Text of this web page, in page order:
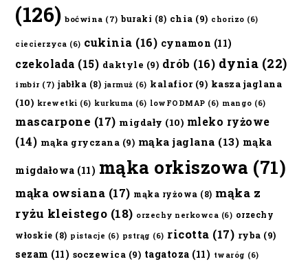
(126) boćwina (7) buraki (8) chia (9) chorizo (6)
ciecierzyca (6) cukinia (16) cynamon (11)
czekolada (15) daktyle (9) drób (16) dynia (22)
imbir (7) jabłka (8) jarmuż (6) kalafior(9) kasza jaglana
(10) krewetki (6) kurkuma (6) lowFODMAP (6) mango (6)
mascarpone (17) migdały (10) mleko ryżowe
(14) mąka gryczana (9) mąka jaglana (13) mąka
migdałowa (11) mąka orkiszowa (71)
mąka owsiana (17) mąka ryżowa (8) mąka z
ryżu kleistego (18) orzechy nerkowca (6) orzechy
włoskie (8) pistacje (6) pstrąg (6) ricotta (17) ryba (9)
sezam (11) soczewica (9) tagatoza (11) twaróg (6)